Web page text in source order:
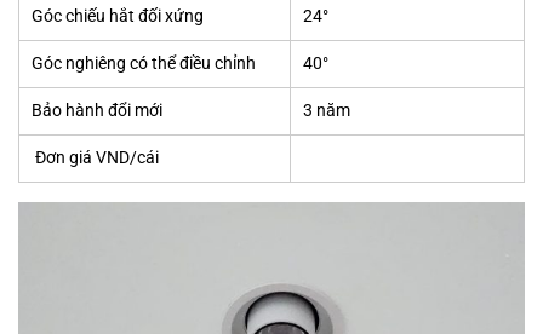
Góc chiếu hắt đối xứng 24°
Góc nghiêng có thể điều chỉnh 40°
Bảo hành đổi mới 3 năm
Đơn giá VND/cái